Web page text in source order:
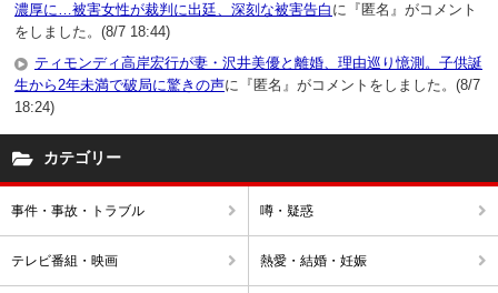
濃厚に…被害女性が裁判に出廷、深刻な被害告白 に『匿名』がコメント
をしました。(8/7 18:44)
ティモンディ高岸宏行が妻・沢井美優と離婚、理由巡り憶測。子供誕
生から2年未満で破局に驚きの声に『匿名』がコメントをしました。(8/7
18:24)
カテゴリー
事件・事故・トラブル 噂・疑惑
テレビ番組・映画 熱愛・結婚・妊娠